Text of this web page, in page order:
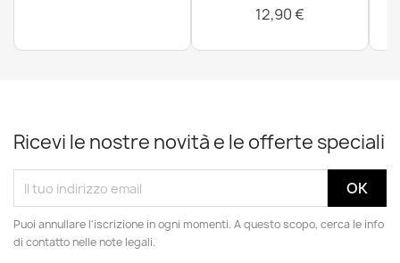
12,90 €
Ricevi le nostre novità e le offerte speciali
Puoi annullare l'iscrizione in ogni momenti. A questo scopo, cerca le info
di contatto nelle note legali.